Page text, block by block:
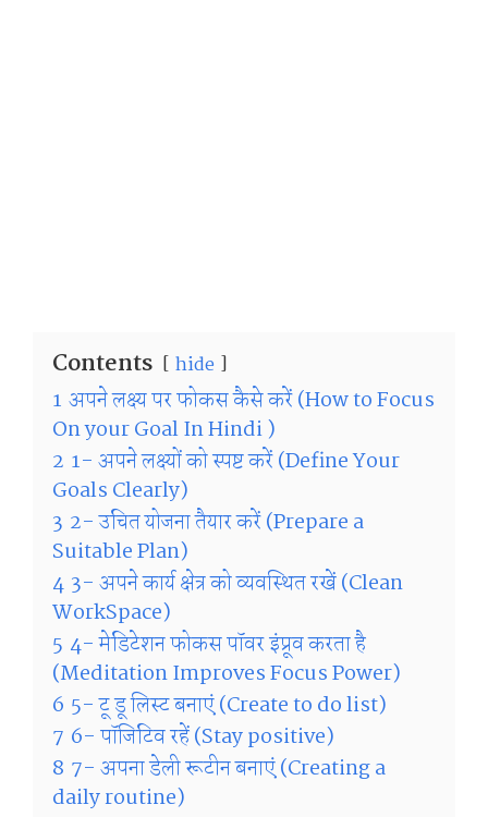
Contents hide
1 अपने लक्ष्य पर फोकस कैसे करें (How to Focus
On your Goal In Hindi )
2 1- अपने लक्ष्यों को स्पष्ट करें (Define Your
Goals Clearly)
3 2- उचित योजना तैयार करें (Prepare a
Suitable Plan)
4 3- अपने कार्य क्षेत्र को व्यवस्थित रखें (Clean
WorkSpace)
5 4- मेडिटेशन फोकस पॉवर इंप्रूव करता है
(Meditation Improves Focus Power)
6 5- टू डू लिस्ट बनाएं (Create to do list)
7 6- पॉजिटिव रहें (Stay positive)
8 7- अपना डेली रूटीन बनाएं (Creating a
daily routine)